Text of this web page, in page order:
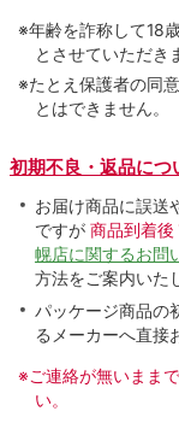
※年齢を詐称して18
とさせていただき
※たとえ保護者の同
とはできません。
初期不良・返品につ
お届け商品に誤送
ですが 商品到着後
幌店に関するお問
方法をご案内いた
パッケージ商品の
るメーカーへ直接
※ご連絡が無いまま
い。